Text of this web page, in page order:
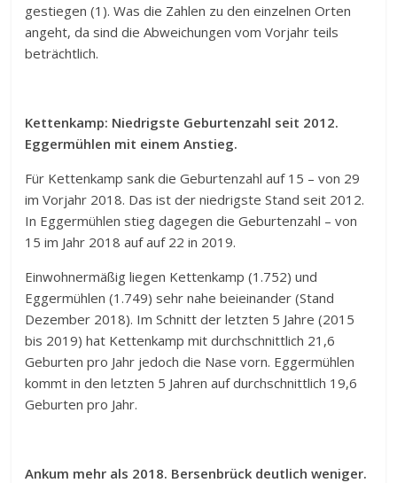
gestiegen (1). Was die Zahlen zu den einzelnen Orten
angeht, da sind die Abweichungen vom Vorjahr teils
beträchtlich.
Kettenkamp: Niedrigste Geburtenzahl seit 2012.
Eggermühlen mit einem Anstieg.
Für Kettenkamp sank die Geburtenzahl auf 15 – von 29
im Vorjahr 2018. Das ist der niedrigste Stand seit 2012.
In Eggermühlen stieg dagegen die Geburtenzahl – von
15 im Jahr 2018 auf auf 22 in 2019.
Einwohnermäßig liegen Kettenkamp (1.752) und
Eggermühlen (1.749) sehr nahe beieinander (Stand
Dezember 2018). Im Schnitt der letzten 5 Jahre (2015
bis 2019) hat Kettenkamp mit durchschnittlich 21,6
Geburten pro Jahr jedoch die Nase vorn. Eggermühlen
kommt in den letzten 5 Jahren auf durchschnittlich 19,6
Geburten pro Jahr.
Ankum mehr als 2018. Bersenbrück deutlich weniger.